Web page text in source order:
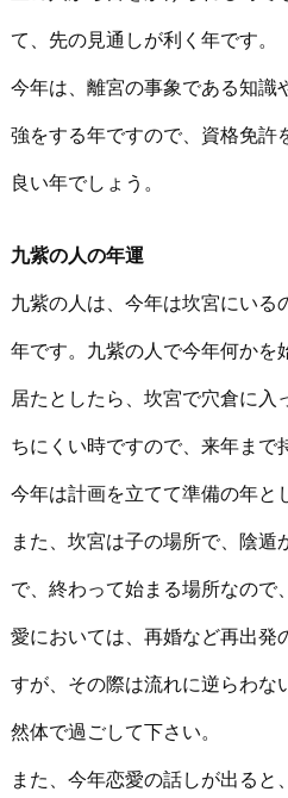
て、先の見通しが利く年です。
今年は、離宮の事象である知識
強をする年ですので、資格免許
良い年でしょう。
九紫の人の年運
九紫の人は、今年は坎宮にいる
年です。九紫の人で今年何かを
居たとしたら、坎宮で穴倉に入
ちにくい時ですので、来年まで
今年は計画を立てて準備の年と
また、坎宮は子の場所で、陰
で、終わって始まる場所なので
愛においては、再婚など再出発
すが、その際は流れに逆らわな
然体で過ごして下さい。
また、今年恋愛の話しが出ると